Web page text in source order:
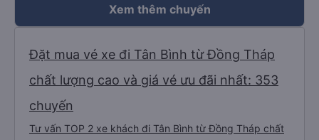
Xem thêm chuyến
Đặt mua vé xe đi Tân Bình từ Đồng Tháp
chất lượng cao và giá vé ưu đãi nhất: 353
chuyến
Tư vấn TOP 2 xe khách đi Tân Bình từ Đồng Tháp chất